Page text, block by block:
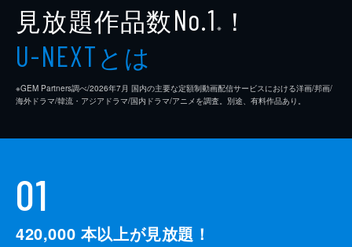
見放題作品数No.1 ※ ！
U-NEXTとは
※GEM Partners調べ/2026年7⽉ 国内の主要な定額制動画配信サービスにおける洋画/邦画/
海外ドラマ/韓流・アジアドラマ/国内ドラマ/アニメを調査。別途、有料作品あり。
01
420,000 本以上が見放題！